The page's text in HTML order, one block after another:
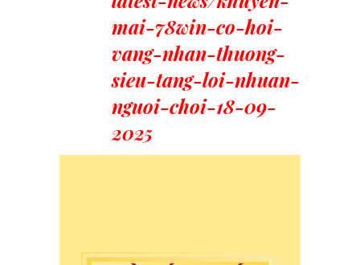
mai-78win-co-hoi-
vang-nhan-thuong-
sieu-tang-loi-nhuan-
nguoi-choi-18-09-
2025